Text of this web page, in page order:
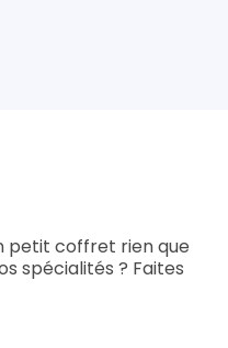
petit coffret rien que
spécialités ? Faites